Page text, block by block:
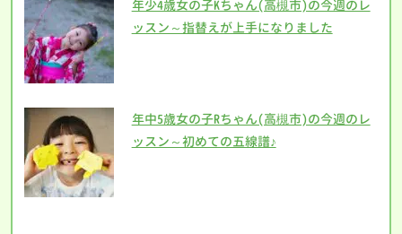
年少4歳女の子Kちゃん(高槻市)の今週のレ
ッスン～指替えが上手になりました
年中5歳女の子Rちゃん(高槻市)の今週のレ
ッスン～初めての五線譜♪